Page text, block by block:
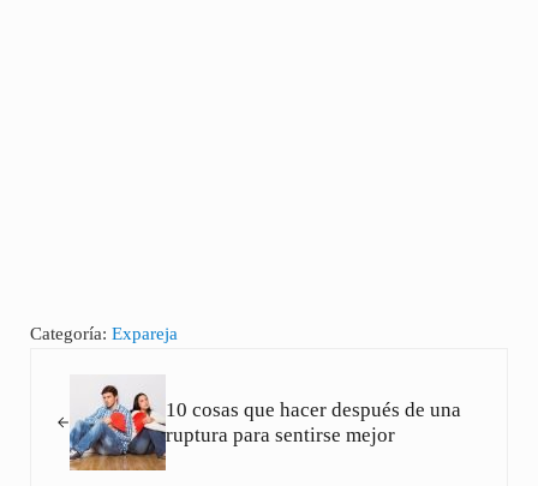
Categoría: Expareja
10 cosas que hacer después de una
ruptura para sentirse mejor